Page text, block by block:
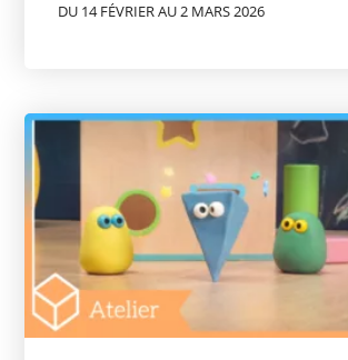
DU 14 FÉVRIER AU 2 MARS 2026